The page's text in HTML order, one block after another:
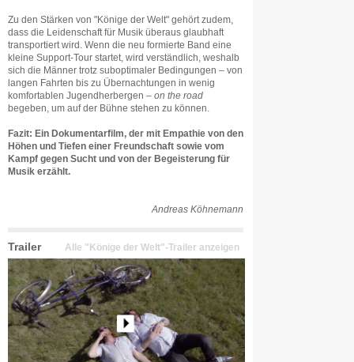
Zu den Stärken von "Könige der Welt" gehört zudem,
dass die Leidenschaft für Musik überaus glaubhaft
transportiert wird. Wenn die neu formierte Band eine
kleine Support‐Tour startet, wird verständlich, weshalb
sich die Männer trotz suboptimaler Bedingungen – von
langen Fahrten bis zu Übernachtungen in wenig
komfortablen Jugendherbergen – on the road
begeben, um auf der Bühne stehen zu können.
Fazit: Ein Dokumentarfilm, der mit Empathie von den
Höhen und Tiefen einer Freundschaft sowie vom
Kampf gegen Sucht und von der Begeisterung für
Musik erzählt.
Andreas Köhnemann
Trailer Alle "Könige der Welt"-Trailer anzeigen